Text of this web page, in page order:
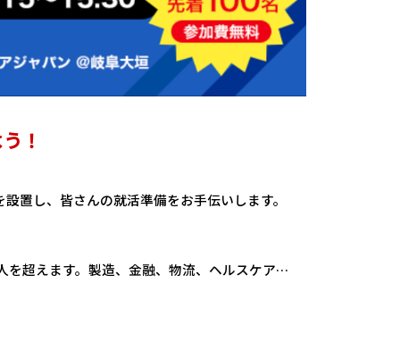
！
置し、皆さんの就活準備をお手伝いします。
超えます。製造、金融、物流、ヘルスケア…